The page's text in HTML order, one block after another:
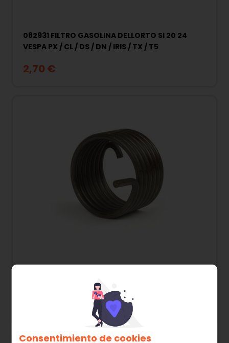
082931 FILTRO GASOLINA DELLORTO SI 20 24
VESPA PX / CL / DS / DN / IRIS / TX / T5
2,70 €
/ DN / IRIS / T5 / TX / PX
Consentimiento de cookies